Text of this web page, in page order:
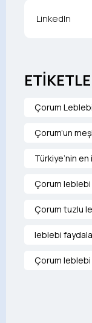
LinkedIn
Çorum
Çorum’un
Türkiye’nin
Çorum
Çorum tuzlu
leblebi
Çorum leblebi